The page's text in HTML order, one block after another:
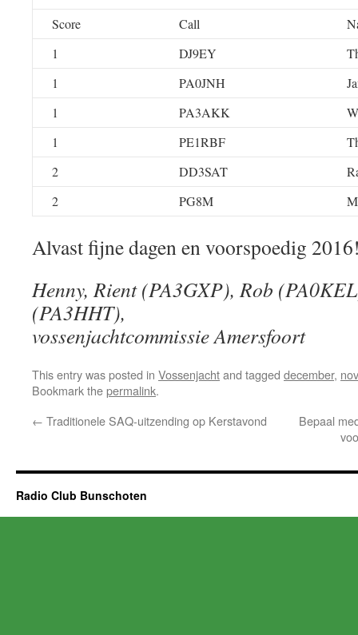
Score
Call
1
DJ9EY
1
PA0JNH
1
PA3AKK
1
PE1RBF
2
DD3SAT
2
PG8M
Alvast fijne dagen en voorspoedig
Henny, Rient (PA3GXP), Rob
(PA3HHT),
vossenjachtcommissie Amersfoort
This entry was posted in Vossenjachtand tagged december,
Bookmark thepermalink.
← Traditionele SAQ-uitzending op Kerstavond
Bepaal
Radio Club Bunschoten